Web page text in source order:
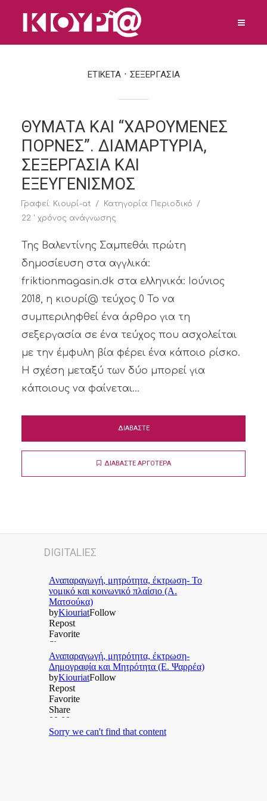
ΕΤΙΚΕΤΑ ΣΕΞΕΡΓΑΣΙΑ
ΘΥΜΑΤΑ ΚΑΙ “ΧΑΡΟΥΜΕΝΕΣ
ΠΟΡΝΕΣ”. ΔΙΑΜΑΡΤΥΡΙΑ,
ΣΕΞΕΡΓΑΣΙΑ ΚΑΙ
ΕΞΕΥΓΕΝΙΣΜΟΣ
Γραφεί: Κιουρί-at Κατηγορία:
Περιοδικό
22 ' χρόνος ανάγνωσης
Της Βαλεντίνης Σαμπεθάι πρώτη
δημοσίευση στα αγγλικά:
friktionmagasin.dk στα ελληνικά: Ιούνιος
2018, η κιουρί@ τεύχος 0 Το να
συμπεριληφθεί ένα άρθρο για τη
σεξεργασία σε ένα τεύχος που ασχολείται
με την έμφυλη βία φέρει ένα κάποιο ρίσκο.
Η σχέση μεταξύ των δύο μπορεί για
κάποιους να φαίνεται...
ΔΙΑΒΑΣΤΕ
ΔΙΑΒΑΣΤΕ ΑΡΓΟΤΕΡΑ
DIGITALΙΕΣ